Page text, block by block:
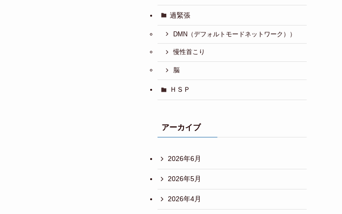
過緊張
DMN（デフォルトモードネットワーク））
慢性首こり
脳
ＨＳＰ
アーカイブ
2026年6月
2026年5月
2026年4月